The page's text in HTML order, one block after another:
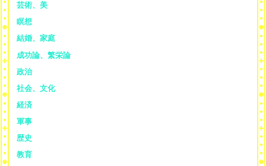
芸術、美
瞑想
結婚、家庭
成功論、繁栄論
政治
社会、文化
経済
軍事
歴史
教育